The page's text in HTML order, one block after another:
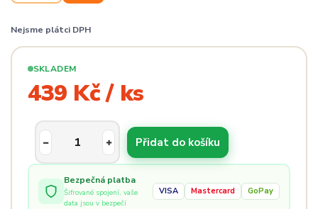
Nejsme plátci DPH
SKLADEM
439 Kč / ks
Přidat do košíku
Bezpečná platba
Šifrované spojení, vaše
data jsou v bezpečí
VISA Mastercard GoPay